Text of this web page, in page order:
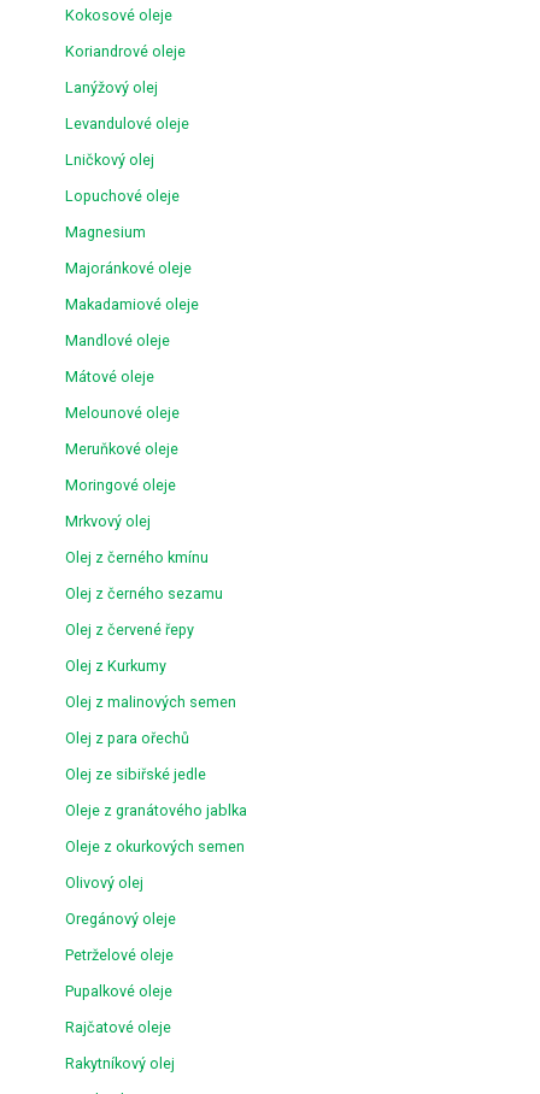
Kokosové oleje
Koriandrové oleje
Lanýžový olej
Levandulové oleje
Lničkový olej
Lopuchové oleje
Magnesium
Majoránkové oleje
Makadamiové oleje
Mandlové oleje
Mátové oleje
Melounové oleje
Meruňkové oleje
Moringové oleje
Mrkvový olej
Olej z černého kmínu
Olej z černého sezamu
Olej z červené řepy
Olej z Kurkumy
Olej z malinových semen
Olej z para ořechů
Olej ze sibiřské jedle
Oleje z granátového jablka
Oleje z okurkových semen
Olivový olej
Oregánový oleje
Petrželové oleje
Pupalkové oleje
Rajčatové oleje
Rakytníkový olej